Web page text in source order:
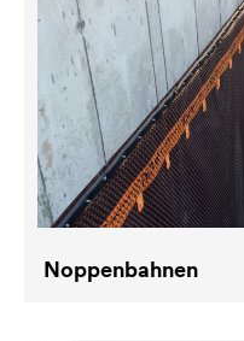
Noppenbahnen